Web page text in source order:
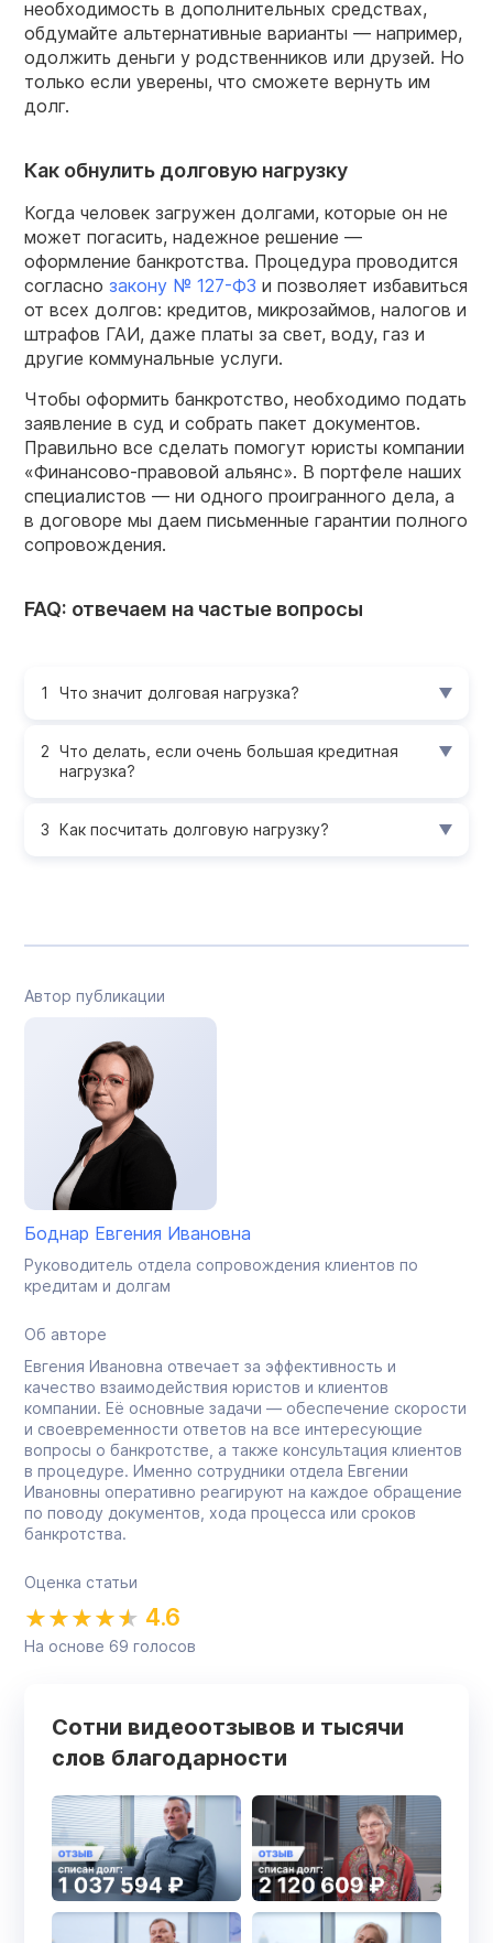
необходимость в дополнительных средствах,
обдумайте альтернативные варианты — например,
одолжить деньги у родственников или друзей. Но
только если уверены, что сможете вернуть им
долг.
Как обнулить долговую нагрузку
Когда человек загружен долгами, которые он не
может погасить, надежное решение —
оформление банкротства. Процедура проводится
согласно закону № 127-ФЗ и позволяет избавиться
от всех долгов: кредитов, микрозаймов, налогов и
штрафов ГАИ, даже платы за свет, воду, газ и
другие коммунальные услуги.
Чтобы оформить банкротство, необходимо подать
заявление в суд и собрать пакет документов.
Правильно все сделать помогут юристы компании
«Финансово-правовой альянс». В портфеле наших
специалистов — ни одного проигранного дела, а
в договоре мы даем письменные гарантии полного
сопровождения.
FAQ: отвечаем на частые вопросы
Что значит долговая нагрузка?
Что делать, если очень большая кредитная
нагрузка?
Как посчитать долговую нагрузку?
Автор публикации
Боднар Евгения Ивановна
Руководитель отдела сопровождения клиентов по
кредитам и долгам
Об авторе
Евгения Ивановна отвечает за эффективность и
качество взаимодействия юристов и клиентов
компании. Её основные задачи — обеспечение скорости
и своевременности ответов на все интересующие
вопросы о банкротстве, а также консультация клиентов
в процедуре. Именно сотрудники отдела Евгении
Ивановны оперативно реагируют на каждое обращение
по поводу документов, хода процесса или сроков
банкротства.
Оценка статьи
4.6
На основе 69 голосов
Сотни видеоотзывов и тысячи
слов благодарности